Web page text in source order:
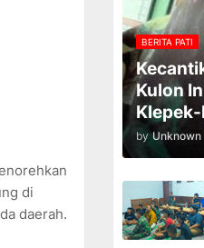
di
daerah.
BERITA PATI
Kulon
by Unknown